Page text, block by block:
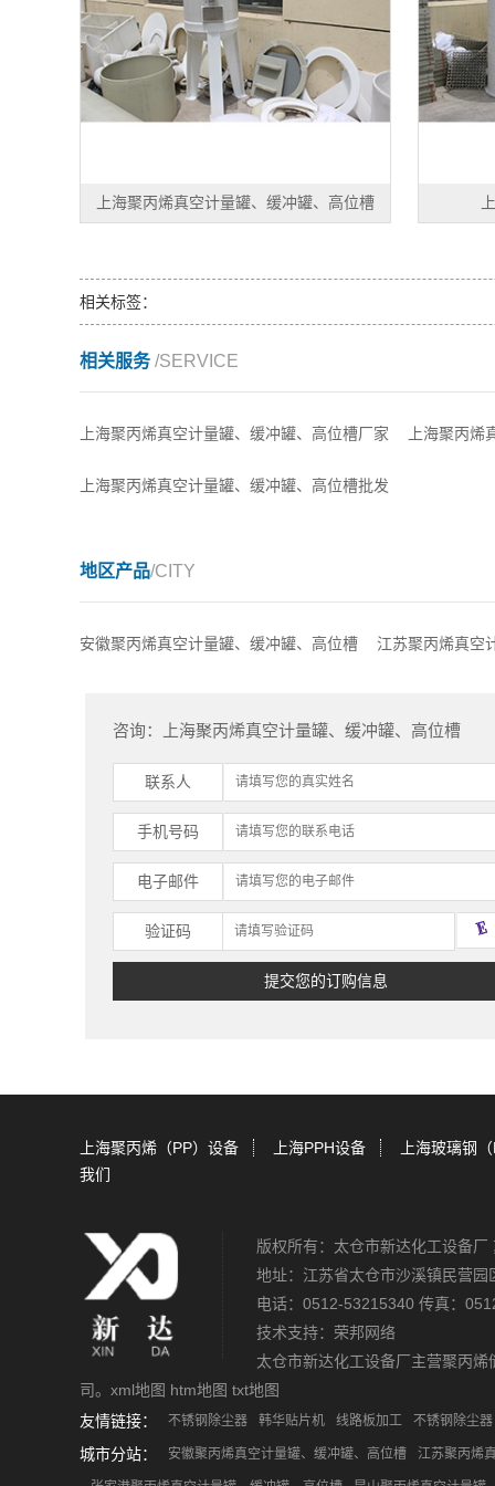
上海聚丙烯真空计量罐、缓冲罐、高位槽
相关标签：
相关服务/SERVICE
上海聚丙烯真空计量罐、缓冲罐、高位槽厂家 上海聚丙烯
上海聚丙烯真空计量罐、缓冲罐、高位槽批发
地区产品/CITY
安徽聚丙烯真空计量罐、缓冲罐、高位槽 江苏聚丙烯真空
咨询：上海聚丙烯真空计量罐、缓冲罐、高位槽
联系人
手机号码
电子邮件
验证码
上海聚丙烯（PP）设备 上海PPH设备
上海玻璃钢
我们
版权所有：太仓市新达化工设备厂
地址：江苏省太仓市沙溪镇民营园
电话：0512-53215340 传真：
技术支持： 荣邦网络
太仓市新达化工设备厂主营聚丙烯
司。 xml地图 htm地图 txt地图
友情链接：
不锈钢除尘器 韩华贴片机 线路板加工 不锈钢除尘器
城市分站： 安徽聚丙烯真空计量罐、缓冲罐、高位槽 江苏聚丙烯